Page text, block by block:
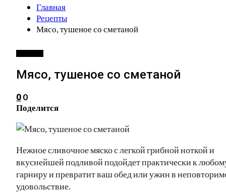
Главная
Рецепты
Мясо, тушеное со сметаной
Мясо, тушеное со сметаной
0 0
Поделится
Нежное сливочное мяско с легкой грибной ноткой и
вкуснейшей подливой подойдет практически к
гарниру и превратит ваш обед или ужин в
удовольствие.